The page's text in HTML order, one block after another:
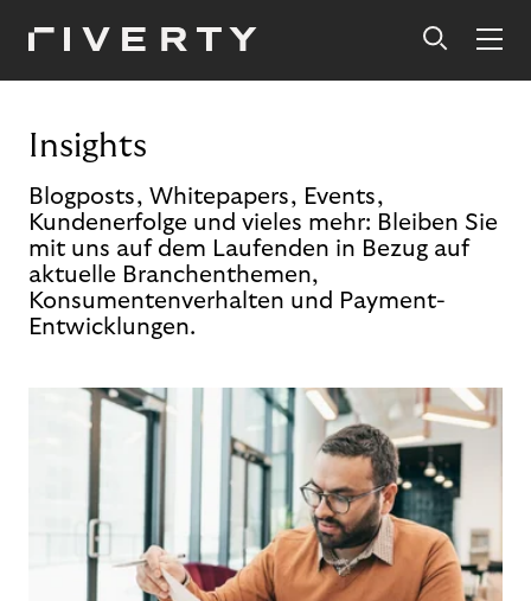
Insights
Blogposts, Whitepapers, Events,
Kundenerfolge und vieles mehr: Bleiben Sie
mit uns auf dem Laufenden in Bezug auf
aktuelle Branchenthemen,
Konsumentenverhalten und Payment-
Entwicklungen.